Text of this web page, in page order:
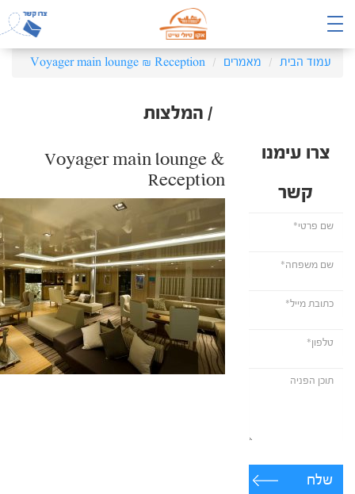
עמוד הבית מאמרים Voyager main lounge & Reception
/ המלצות
צרו עימנו
קשר
שלח
Voyager main lounge &
Reception